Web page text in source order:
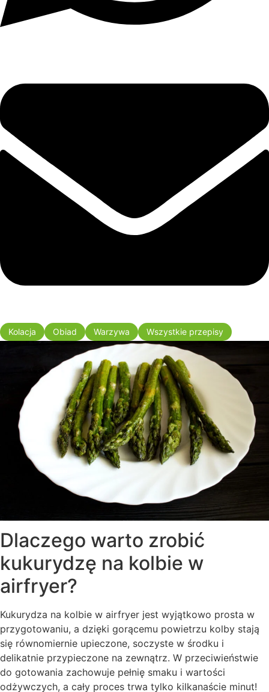
Kolacja Obiad Warzywa Wszystkie przepisy
Dlaczego warto zrobić
kukurydzę na kolbie w
airfryer?
Kukurydza na kolbie w airfryer jest wyjątkowo prosta w
przygotowaniu, a dzięki gorącemu powietrzu kolby stają
się równomiernie upieczone, soczyste w środku i
delikatnie przypieczone na zewnątrz. W przeciwieństwie
do gotowania zachowuje pełnię smaku i wartości
odżywczych, a cały proces trwa tylko kilkanaście minut!